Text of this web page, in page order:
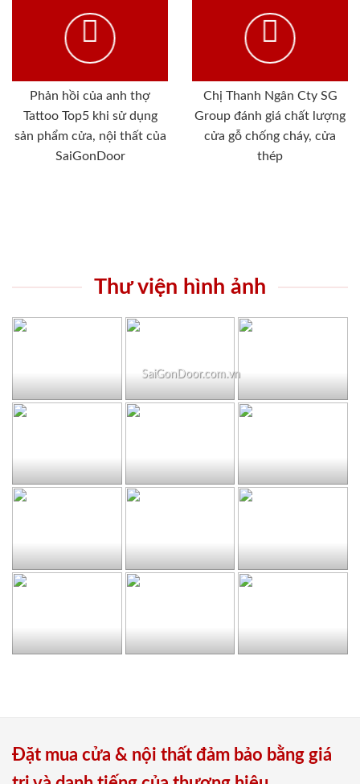
Phản hồi của anh thợ
Tattoo Top5 khi sử dụng
sản phẩm cửa, nội thất của
SaiGonDoor
Chị Thanh Ngân Cty SG
Group đánh giá chất lượng
cửa gỗ chống cháy, cửa
thép
Thư viện hình ảnh
SaiGonDoor.com.vn
Đặt mua cửa & nội thất đảm bảo bằng giá